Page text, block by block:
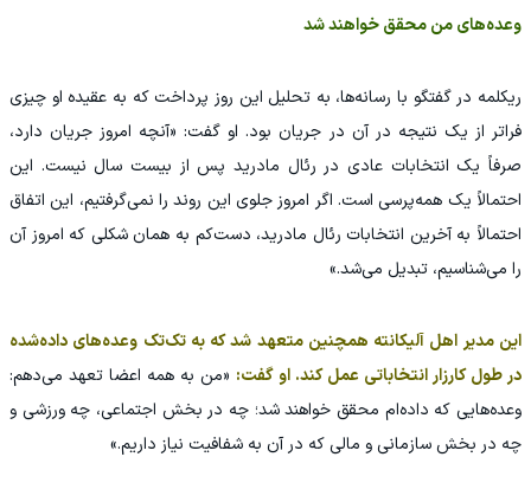
وعده‌های من محقق خواهند شد
ریکلمه در گفتگو با رسانه‌ها، به تحلیل این روز پرداخت که به عقیده او چیزی
فراتر از یک نتیجه در آن در جریان بود. او گفت: «آنچه امروز جریان دارد،
صرفاً یک انتخابات عادی در رئال مادرید پس از بیست سال نیست. این
احتمالاً یک همه‌پرسی است. اگر امروز جلوی این روند را نمی‌گرفتیم، این اتفاق
احتمالاً به آخرین انتخابات رئال مادرید، دست‌کم به همان شکلی که امروز آن
را می‌شناسیم، تبدیل می‌شد.»
این مدیر اهل آلیکانته همچنین متعهد شد که به تک‌تک وعده‌های داده‌شده
در طول کارزار انتخاباتی عمل کند. او گفت: «من به همه اعضا تعهد می‌دهم:
وعده‌هایی که داده‌ام محقق خواهند شد؛ چه در بخش اجتماعی، چه ورزشی و
چه در بخش سازمانی و مالی که در آن به شفافیت نیاز داریم.»